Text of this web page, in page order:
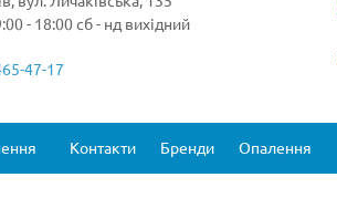
- 18:00 сб - нд вихідний
47-17
Контакти Бренди Опалення